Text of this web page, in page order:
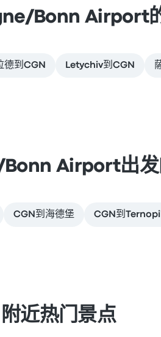
Bonn Airport
德到CGN Letychiv到CGN
Airport出发
CGN到海德堡 CGN到
附近热门景点